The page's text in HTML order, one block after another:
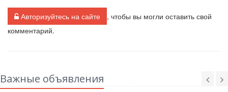
Авторизуйтесь на сайте
, чтобы вы могли оставить свой
комментарий.
Важные объявления